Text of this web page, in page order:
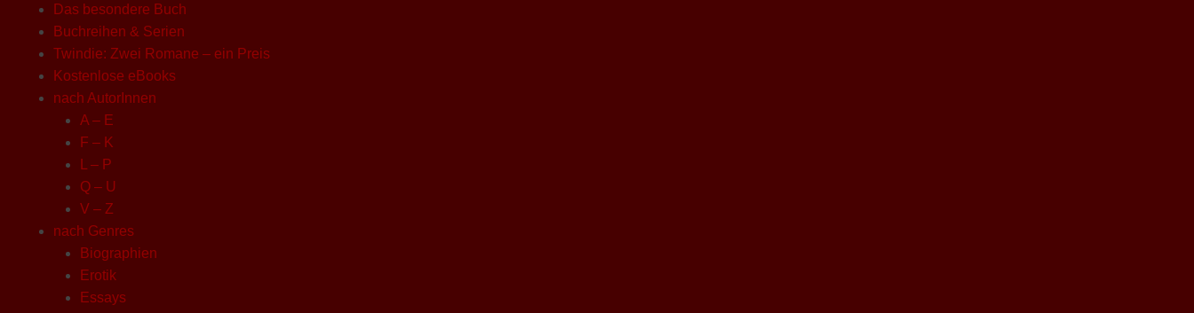
Das besondere Buch
Buchreihen & Serien
Twindie: Zwei Romane – ein Preis
Kostenlose eBooks
nach AutorInnen
A – E
F – K
L – P
Q – U
V – Z
nach Genres
Biographien
Erotik
Essays